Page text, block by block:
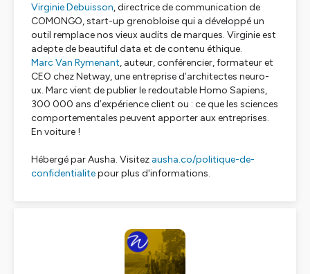
Virginie Debuisson, directrice de communication de
COMONGO, start-up grenobloise qui a développé un
outil remplace nos vieux audits de marques. Virginie est
adepte de beautiful data et de contenu éthique.
Marc Van Rymenant, auteur, conférencier, formateur et
CEO chez Netway, une entreprise d’architectes neuro-
ux. Marc vient de publier le redoutableHomo Sapiens,
300 000 ans d’expérience client ou : ce que les sciences
comportementales peuvent apporter aux entreprises.
En voiture !
Hébergé par Ausha. Visitez ausha.co/politique-de-
confidentialitepour plus d'informations.